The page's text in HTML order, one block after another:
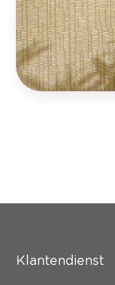
Klantendienst